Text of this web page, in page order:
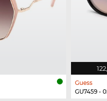
Guess
GU7459 -